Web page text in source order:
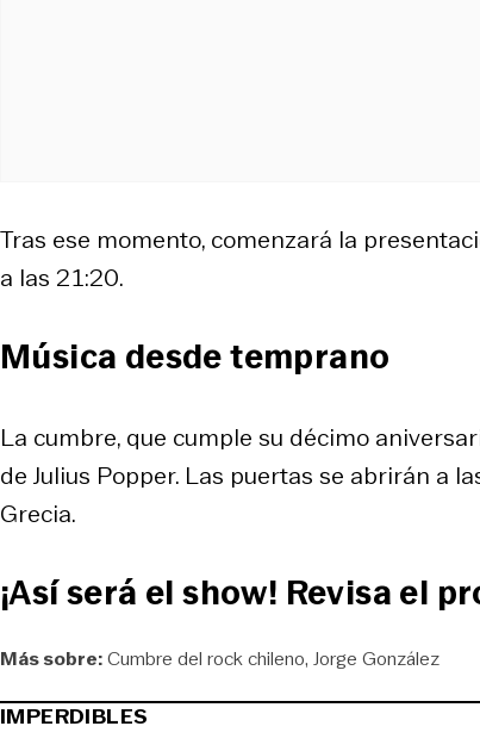
Tras ese momento, comenzará la
a las 21:20.
Música desde temprano
La cumbre, que cumple su décimo
de Julius Popper. Las puertas se abrirán a
Grecia.
¡Así será el show! Revisa el
Más sobre:Cumbre del rock chileno Jorge González
IMPERDIBLES